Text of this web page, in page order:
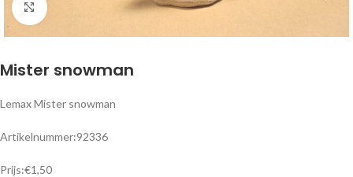
Klik om te vergroten
Mister snowman
Lemax Mister snowman
Artikelnummer:92336
Prijs:€1,50